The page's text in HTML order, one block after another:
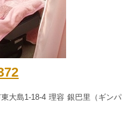
大島1-18-4 理容 銀巴里（ギンパ